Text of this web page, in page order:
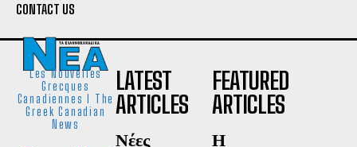
CONTACT US
Les Nouvelles
Grecques
Canadiennes I The
Greek Canadian
News
LATEST
ARTICLES
Νέες
FEATURED
ARTICLES
Η